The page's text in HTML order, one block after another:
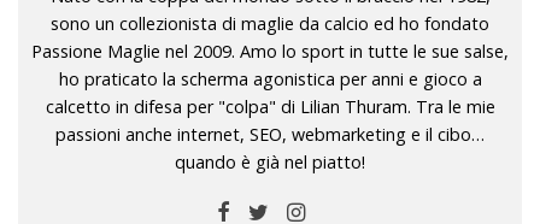
sono un collezionista di maglie da calcio ed ho fondato
Passione Maglie nel 2009. Amo lo sport in tutte le sue salse,
ho praticato la scherma agonistica per anni e gioco a
calcetto in difesa per "colpa" di Lilian Thuram. Tra le mie
passioni anche internet, SEO, webmarketing e il cibo…
quando è già nel piatto!